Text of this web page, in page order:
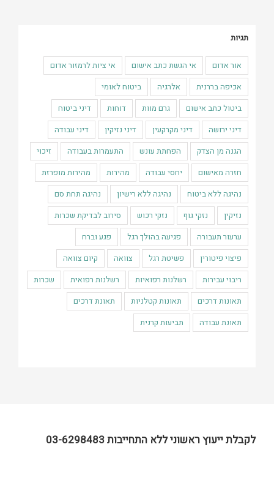
תגיות
אור אדום אי הגשת כתב אישום
אי ציות לרמזור אדום
אכיפה בררנית
אלרגיה
ביטוח לאומי
ביטול כתב אישום
גרם מוות דוחות
דיני ביטוח
דיני ירושה
דיני מקרקעין דיני נזיקין
דיני עבודה
הגנה מן הצדק
הפחתת עונש התעמרות בעבודה
זיכוי
חזרה מאישום
יחסי עבודה מהירות
מהירות מופרזת
נהיגה ללא ביטוח
נהיגה ללא רישיון
נהיגה תחת סם
נזיקין
נזקי גוף נזקי רכוש
סירוב לבדיקת שכרות
ערעור תעבורה
פגיעה בהולך רגל
פגע וברח
פיצוי פיטורין
פשיטת רגל צוואה
קיום צוואה
ריבוי עבירות
רשלנות רפואיות רשלנות רפואית
שכרות
תאונות דרכים
תאונות קטלניות
תאונת דרכים
תאונת עבודה
תביעות קרנית
לקבלת ייעוץ ראשוני ללא התחייבות 03-6298483